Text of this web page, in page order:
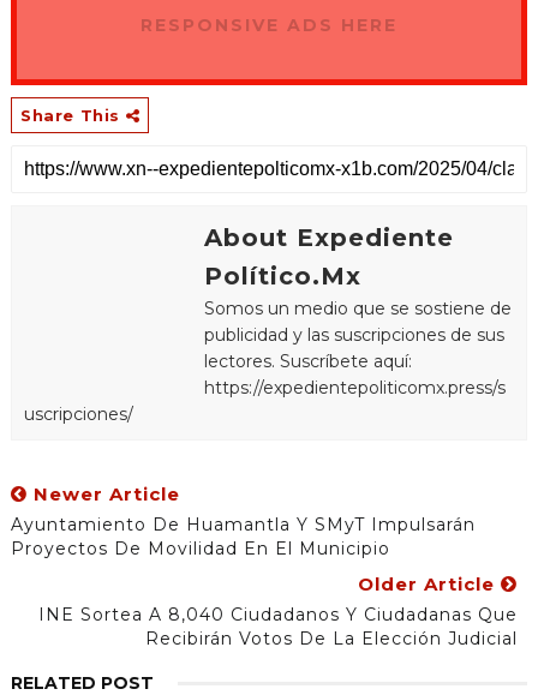
RESPONSIVE ADS HERE
Share This
About Expediente
Político.Mx
Somos un medio que se sostiene de
publicidad y las suscripciones de sus
lectores. Suscríbete aquí:
https://expedientepoliticomx.press/s
uscripciones/
Newer Article
Ayuntamiento De Huamantla Y SMyT Impulsarán
Proyectos De Movilidad En El Municipio
Older Article
INE Sortea A 8,040 Ciudadanos Y Ciudadanas Que
Recibirán Votos De La Elección Judicial
RELATED POST